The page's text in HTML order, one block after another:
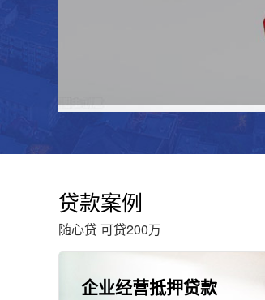
贷款案例
随心贷 可贷200万
企业经营抵押贷款